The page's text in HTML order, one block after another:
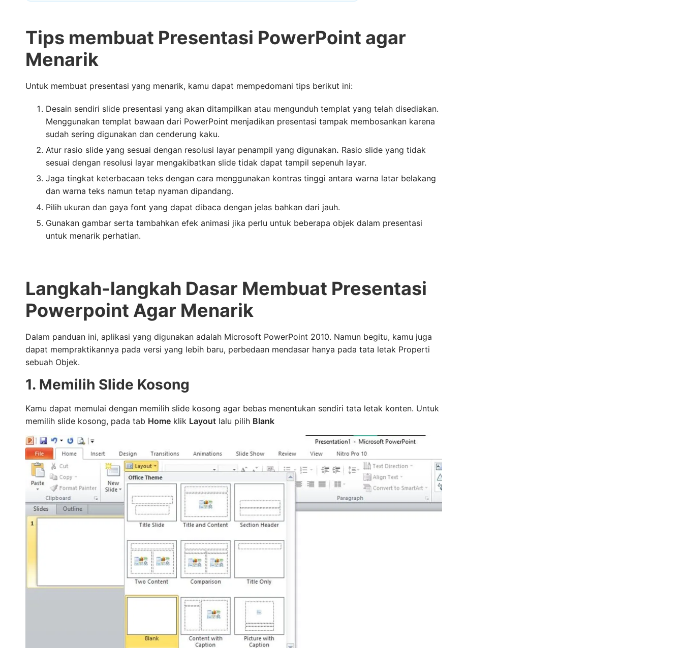
Tips membuat Presentasi PowerPoint agar
Menarik
Untuk membuat presentasi yang menarik, kamu dapat mempedomani tips berikut ini:
Desain sendiri slide presentasi yang akan ditampilkan atau mengunduh templat yang telah disediakan.
Menggunakan templat bawaan dari PowerPoint menjadikan presentasi tampak membosankan karena
sudah sering digunakan dan cenderung kaku.
Atur rasio slide yang sesuai dengan resolusi layar penampil yang digunakan. Rasio slide yang tidak
sesuai dengan resolusi layar mengakibatkan slide tidak dapat tampil sepenuh layar.
Jaga tingkat keterbacaan teks dengan cara menggunakan kontras tinggi antara warna latar belakang
dan warna teks namun tetap nyaman dipandang.
Pilih ukuran dan gaya font yang dapat dibaca dengan jelas bahkan dari jauh.
Gunakan gambar serta tambahkan efek animasi jika perlu untuk beberapa objek dalam presentasi
untuk menarik perhatian.
Langkah-langkah Dasar Membuat Presentasi
Powerpoint Agar Menarik
Dalam panduan ini, aplikasi yang digunakan adalah Microsoft PowerPoint 2010. Namun begitu, kamu juga
dapat mempraktikannya pada versi yang lebih baru, perbedaan mendasar hanya pada tata letak Properti
sebuah Objek.
1. Memilih Slide Kosong
Kamu dapat memulai dengan memilih slide kosong agar bebas menentukan sendiri tata letak konten. Untuk
memilih slide kosong, pada tab Home klik Layout lalu pilih Blank